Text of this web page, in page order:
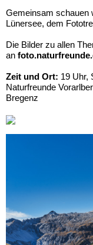
Gemeinsam schauen
Lünersee, dem
Die Bilder zu allen
an
Zeit und Ort: 19 Uhr,
Naturfreunde
Bregenz